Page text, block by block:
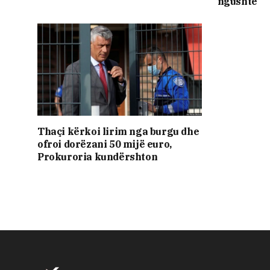
​Thaçi kërkoi lirim nga burgu dhe
ofroi dorëzani 50 mijë euro,
Prokuroria kundërshton